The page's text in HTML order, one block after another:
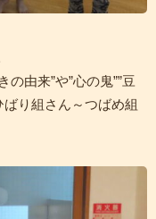
由来”や”心の鬼””豆
ばり組さん～つばめ組